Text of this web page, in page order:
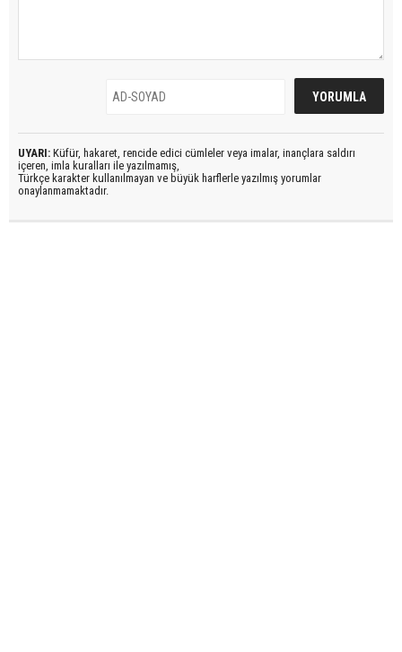
UYARI: Küfür, hakaret, rencide edici cümleler veya imalar, inançlara saldırı
içeren, imla kuralları ile yazılmamış,
Türkçe karakter kullanılmayan ve büyük harflerle yazılmış yorumlar
onaylanmamaktadır.